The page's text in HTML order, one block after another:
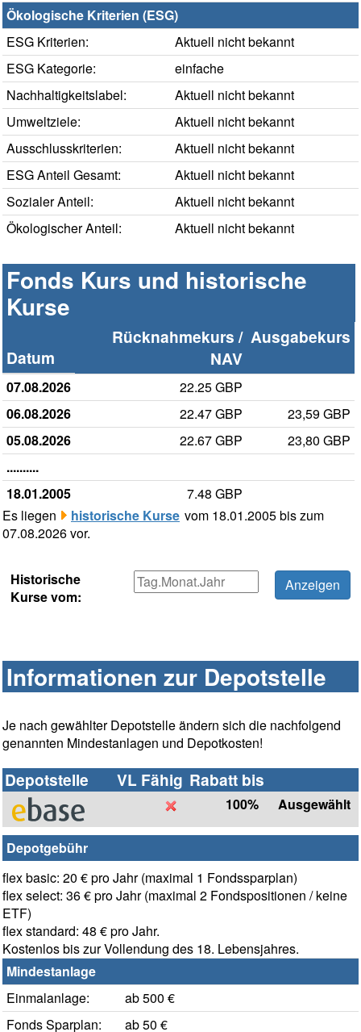
Ökologische Kriterien (ESG)
ESG Kriterien:
Aktuell nicht bekannt
ESG Kategorie:
einfache
Nachhaltigkeitslabel:
Aktuell nicht bekannt
Umweltziele:
Aktuell nicht bekannt
Ausschlusskriterien:
Aktuell nicht bekannt
ESG Anteil Gesamt:
Aktuell nicht bekannt
Sozialer Anteil:
Aktuell nicht bekannt
Ökologischer Anteil:
Aktuell nicht bekannt
Fonds Kurs und historische
Kurse
Datum
Rücknahmekurs /
NAV
Ausgabekurs
07.08.2026
22.25 GBP
06.08.2026
22.47 GBP
23,59 GBP
05.08.2026
22.67 GBP
23,80 GBP
..........
18.01.2005
7.48 GBP
Es liegen
historische Kurse vom 18.01.2005 bis zum
07.08.2026 vor.
Historische
Kurse vom:
Informationen zur Depotstelle
Je nach gewählter Depotstelle ändern sich die nachfolgend
genannten Mindestanlagen und Depotkosten!
Depotstelle VL Fähig Rabatt bis
100% Ausgewählt
Depotgebühr
flex basic: 20 € pro Jahr (maximal 1 Fondssparplan)
flex select: 36 € pro Jahr (maximal 2 Fondspositionen / keine
ETF)
flex standard: 48 € pro Jahr.
Kostenlos bis zur Vollendung des 18. Lebensjahres.
Mindestanlage
Einmalanlage:
ab 500 €
Fonds Sparplan:
ab 50 €